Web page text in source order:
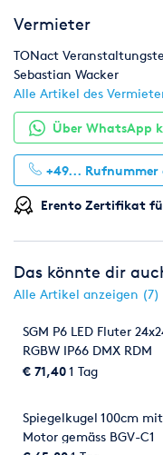
Vermieter
TONact
Sebastian Wacker
Alle Artikel des
Über WhatsApp
+49... Rufnummer
Erento Zertifikat
Das könnte dir
Alle Artikel anzeigen (7)
SGM P6 LED Fluter
RGBW IP66 DMX RDM
wireless
€ 71,401 Tag
Spiegelkugel 100cm mit
Motor gemäss BGV-C1